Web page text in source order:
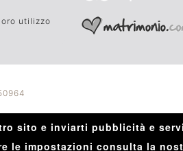
utilizzo
sito e inviarti pubblicità e
le impostazioni consulta la